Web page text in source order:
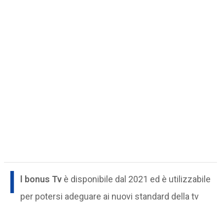
I l bonus Tvè disponibile dal 2021 ed è utilizzabile
per potersi adeguare ai nuovi standard della tv